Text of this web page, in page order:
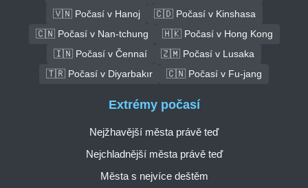
🇻🇳 Počasí v Hanoj
🇨🇩 Počasí v Kinshasa
🇨🇳 Počasí v Nan-tchung
🇭🇰 Počasí v Hong Kong
🇮🇳 Počasí v Čennaí
🇿🇲 Počasí v Lusaka
🇹🇷 Počasí v Diyarbakır
🇨🇳 Počasí v Fu-jang
Extrémy počasí
Nejžhavější města právě teď
Nejchladnější města právě teď
Města s nejvíce deštěm